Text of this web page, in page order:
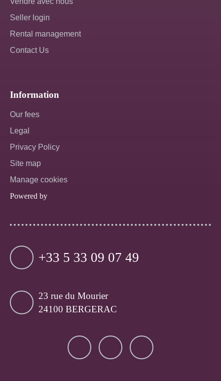
Seller login
Rental management
Contact Us
Information
Our fees
Legal
Privacy Policy
Site map
Manage cookies
Powered by
+33 5 33 09 07 49
23 rue du Mourier
24100 BERGERAC